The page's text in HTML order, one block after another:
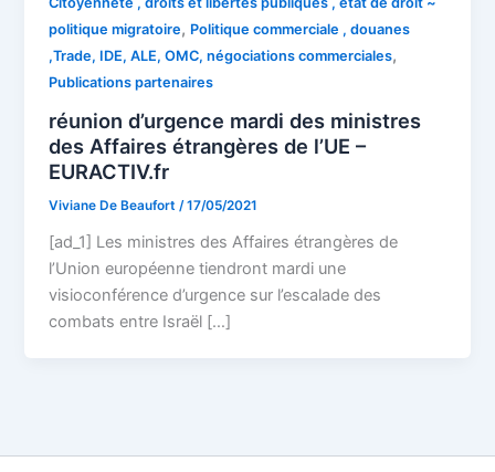
politique migratoire, Politique commerciale , douanes
,Trade, IDE, ALE, OMC, négociations commerciales,
Publications partenaires
réunion d’urgence mardi des ministres
des Affaires étrangères de l’UE –
EURACTIV.fr
Viviane De Beaufort /17/05/2021
[ad_1] Les ministres des Affaires étrangères de
l’Union européenne tiendront mardi une
visioconférence d’urgence sur l’escalade des
combats entre Israël […]